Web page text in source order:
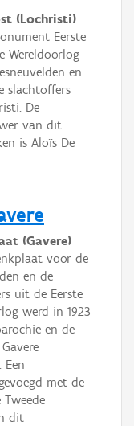
(Lochristi)
Eerste
Wereldoorlog
en
slachtoffers
De
van dit
is Aloïs De
(Gavere)
voor de
en de
uit de Eerste
werd in 1923
en de
Een
met de
dit